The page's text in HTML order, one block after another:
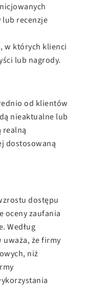
lub recenzje
w których klienci
lub nagrody.
od klientów
nieaktualne lub
realną
dostosowaną
dostępu
oceny zaufania
Według
uważa, że firmy
niż